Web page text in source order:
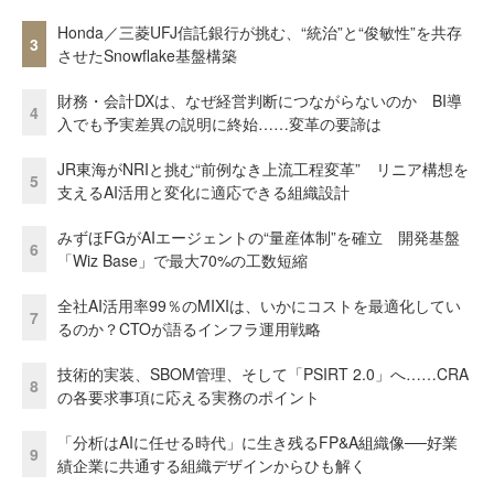
3
Honda／三菱UFJ信託銀行が挑む、“統治”と“俊敏性”を共存
させたSnowflake基盤構築
4
財務・会計DXは、なぜ経営判断につながらないのか BI導
入でも予実差異の説明に終始……変革の要諦は
5
JR東海がNRIと挑む“前例なき上流工程変革” リニア構想を
支えるAI活用と変化に適応できる組織設計
6
みずほFGがAIエージェントの“量産体制”を確立 開発基盤
「Wiz Base」で最大70%の工数短縮
7
全社AI活用率99％のMIXIは、いかにコストを最適化してい
るのか？CTOが語るインフラ運用戦略
8
技術的実装、SBOM管理、そして「PSIRT 2.0」へ……CRA
の各要求事項に応える実務のポイント
9
「分析はAIに任せる時代」に生き残るFP&A組織像──好業
績企業に共通する組織デザインからひも解く